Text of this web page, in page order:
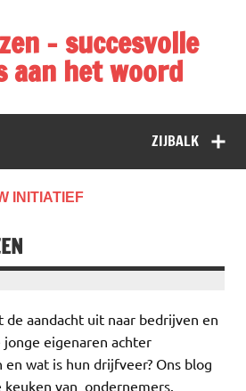
– succesvolle
aan het woord
& achtergrondartikelen over
ZIJBALK
INITIATIEF
de aandacht uit naar bedrijven en
eigenaren achter
wat is hun drijfveer? Ons blog
van ondernemers.